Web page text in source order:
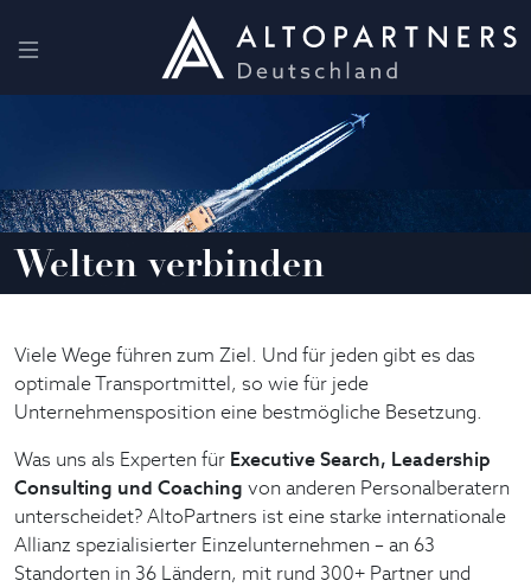
Welten verbinden
Viele Wege führen zum Ziel. Und für jeden gibt es das
optimale Transportmittel, so wie für jede
Unternehmensposition eine bestmögliche Besetzung.
Was uns als Experten für Executive Search, Leadership
Consulting und Coaching von anderen Personalberatern
unterscheidet? AltoPartners ist eine starke internationale
Allianz spezialisierter Einzelunternehmen – an 63
Standorten in 36 Ländern, mit rund 300+ Partner und